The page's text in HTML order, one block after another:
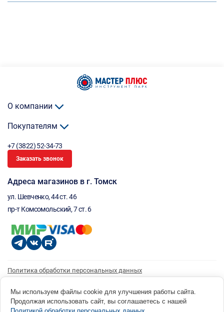
О компании
Покупателям
+7 (3822) 52-34-73
Заказать звонок
Адреса магазинов в г. Томск
ул. Шевченко, 44 ст. 46
пр-т Комсомольский, 7 ст. 6
Политика обработки персональных данных
Согласие на получение рассылки
© 1996 - 2026 инструмент парк «Мастер Плюс» Россия, г. Томск, ул. Шевченко, 44 ст. 46, (3822) 52-34-
Мы используем файлы cookie для улучшения работы сайта.
Продолжая использовать сайт, вы соглашаетесь с нашей